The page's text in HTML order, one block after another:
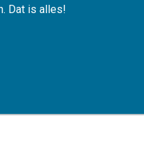
Dat is alles!